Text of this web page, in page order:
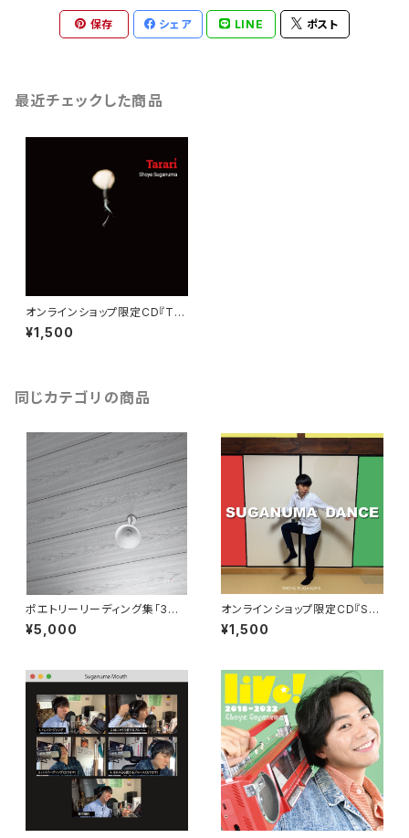
保存 シェア LINE ポスト
最近チェックした商品
オンラインショップ限定CD『Tar
ari（タラリ）』
¥1,500
同じカテゴリの商品
ポエトリーリーディング集「3
1℃」
¥5,000
オンラインショップ限定CD『SU
GANUMA DANCE（スガヌマ・
ダンス）』
¥1,500